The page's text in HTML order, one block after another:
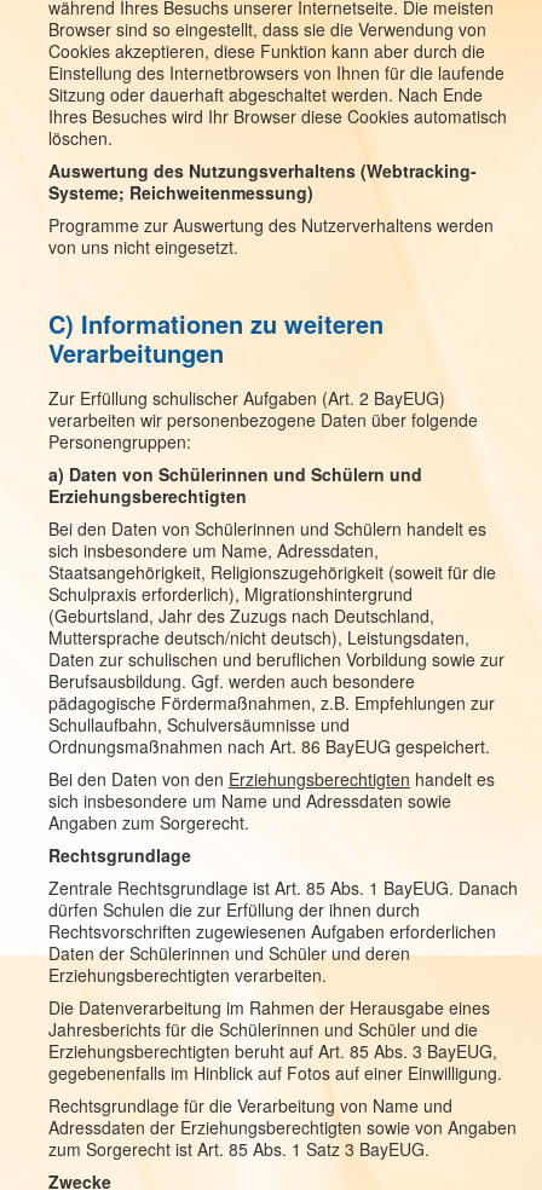
während Ihres Besuchs unserer Internetseite. Die meisten
Browser sind so eingestellt, dass sie die Verwendung von
Cookies akzeptieren, diese Funktion kann aber durch die
Einstellung des Internetbrowsers von Ihnen für die laufende
Sitzung oder dauerhaft abgeschaltet werden. Nach Ende
Ihres Besuches wird Ihr Browser diese Cookies automatisch
löschen.
Auswertung des Nutzungsverhaltens (Webtracking-
Systeme; Reichweitenmessung)
Programme zur Auswertung des Nutzerverhaltens werden
von uns nicht eingesetzt.
C) Informationen zu weiteren
Verarbeitungen
Zur Erfüllung schulischer Aufgaben (Art. 2 BayEUG)
verarbeiten wir personenbezogene Daten über folgende
Personengruppen:
a) Daten von Schülerinnen und Schülern und
Erziehungsberechtigten
Bei den Daten von Schülerinnen und Schülern handelt es
sich insbesondere um Name, Adressdaten,
Staatsangehörigkeit, Religionszugehörigkeit (soweit für die
Schulpraxis erforderlich), Migrationshintergrund
(Geburtsland, Jahr des Zuzugs nach Deutschland,
Muttersprache deutsch/nicht deutsch), Leistungsdaten,
Daten zur schulischen und beruflichen Vorbildung sowie zur
Berufsausbildung. Ggf. werden auch besondere
pädagogische Fördermaßnahmen, z.B. Empfehlungen zur
Schullaufbahn, Schulversäumnisse und
Ordnungsmaßnahmen nach Art. 86 BayEUG gespeichert.
Bei den Daten von den Erziehungsberechtigten handelt es
sich insbesondere um Name und Adressdaten sowie
Angaben zum Sorgerecht.
Rechtsgrundlage
Zentrale Rechtsgrundlage ist Art. 85 Abs. 1 BayEUG. Danach
dürfen Schulen die zur Erfüllung der ihnen durch
Rechtsvorschriften zugewiesenen Aufgaben erforderlichen
Daten der Schülerinnen und Schüler und deren
Erziehungsberechtigten verarbeiten.
Die Datenverarbeitung im Rahmen der Herausgabe eines
Jahresberichts für die Schülerinnen und Schüler und die
Erziehungsberechtigten beruht auf Art. 85 Abs. 3 BayEUG,
gegebenenfalls im Hinblick auf Fotos auf einer Einwilligung.
Rechtsgrundlage für die Verarbeitung von Name und
Adressdaten der Erziehungsberechtigten sowie von Angaben
zum Sorgerecht ist Art. 85 Abs. 1 Satz 3 BayEUG.
Zwecke